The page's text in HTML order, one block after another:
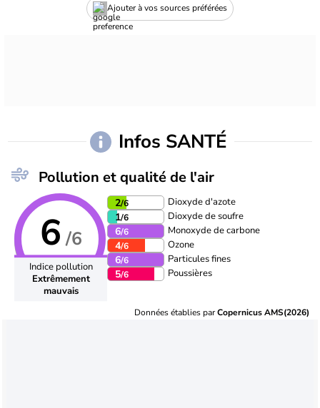
Ajouter à vos sources préférées
Infos SANTÉ
Pollution et qualité de l'air
6 /6
Indice pollution
Extrêmement
mauvais
2/6 Dioxyde d'azote
1/6 Dioxyde de soufre
6/6 Monoxyde de carbone
4/6 Ozone
6/6 Particules fines
5/6 Poussières
Données établies parCopernicus AMS(2026)